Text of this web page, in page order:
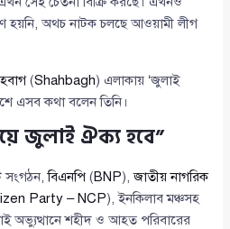
হয়নি, অথচ নাটক চলছে আওয়ামী লীগ
(Shahbagh) এলাকায় ‘জুলাই
এসব কথা বলেন তিনি।
জুলাই ঐক্য হবে”
সংগঠন,বিএনপি (BNP),জাতীয় নাগরিক
Party – NCP), ইনকিলাব মঞ্চসহ
অভ্যুত্থানে শহীদ ও আহত পরিবারের